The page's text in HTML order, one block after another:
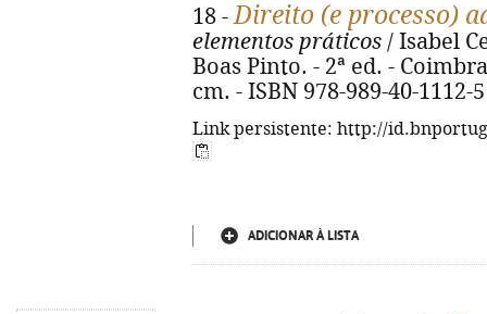
18 -Direito (e processo)
elementos práticos / Isabel
Boas Pinto. - 2ª ed. -
cm. - ISBN 978-989-40-1112-5
Link persistente: http://
ADICIONAR À LISTA